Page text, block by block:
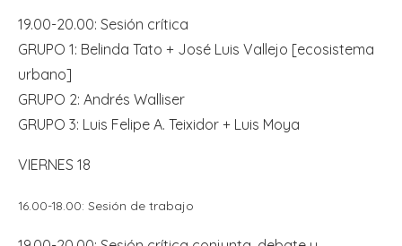
19.00-20.00: Sesión crítica
GRUPO 1: Belinda Tato + José Luis Vallejo [ecosistema
urbano]
GRUPO 2: Andrés Walliser
GRUPO 3: Luis Felipe A. Teixidor + Luis Moya
VIERNES 18
16.00-18.00: Sesión de trabajo